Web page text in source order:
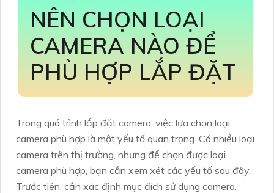
NÊN CHỌN LOẠI
CAMERA NÀO ĐỂ
PHÙ HỢP LẮP ĐẶT
Trong quá trình lắp đặt camera, việc lựa chọn loại
camera phù hợp là một yếu tố quan trọng. Có nhiều loại
camera trên thị trường, nhưng để chọn được loại
camera phù hợp, bạn cần xem xét các yếu tố sau đây.
Trước tiên, cần xác định mục đích sử dụng camera.